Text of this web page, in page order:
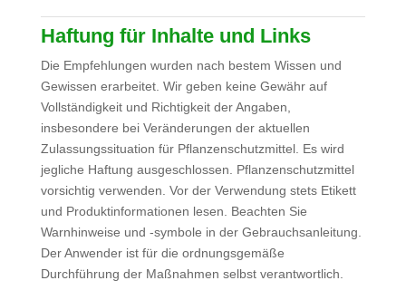
Haftung für Inhalte und Links
Die Empfehlungen wurden nach bestem Wissen und
Gewissen erarbeitet. Wir geben keine Gewähr auf
Vollständigkeit und Richtigkeit der Angaben,
insbesondere bei Veränderungen der aktuellen
Zulassungssituation für Pflanzenschutzmittel. Es wird
jegliche Haftung ausgeschlossen. Pflanzenschutzmittel
vorsichtig verwenden. Vor der Verwendung stets Etikett
und Produktinformationen lesen. Beachten Sie
Warnhinweise und -symbole in der Gebrauchsanleitung.
Der Anwender ist für die ordnungsgemäße
Durchführung der Maßnahmen selbst verantwortlich.